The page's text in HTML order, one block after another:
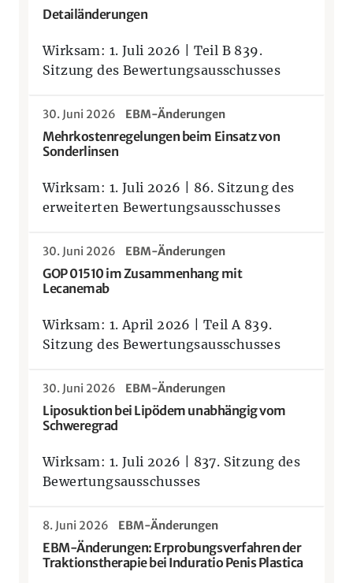
Detailänderungen
Wirksam: 1. Juli 2026 | Teil B 839.
Sitzung des Bewertungsausschusses
Mehrkostenregelungen beim Einsatz von
Sonderlinsen
30. Juni 2026 EBM-Änderungen
Wirksam: 1. Juli 2026 | 86. Sitzung des
erweiterten Bewertungsausschusses
GOP 01510 im Zusammenhang mit
Lecanemab
30. Juni 2026 EBM-Änderungen
Wirksam: 1. April 2026 | Teil A 839.
Sitzung des Bewertungsausschusses
Liposuktion bei Lipödem unabhängig vom
Schweregrad
30. Juni 2026 EBM-Änderungen
Wirksam: 1. Juli 2026 | 837. Sitzung des
Bewertungsausschusses
EBM-Änderungen: Erprobungsverfahren der
Traktionstherapie bei Induratio Penis Plastica
8. Juni 2026 EBM-Änderungen